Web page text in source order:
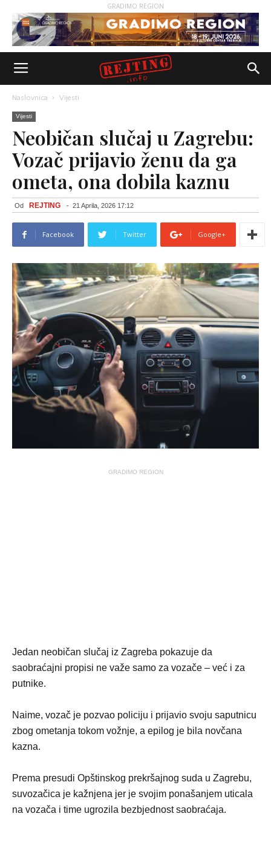
GRADIMO REGION
Naslovnica Vijesti
Vijesti
Neobičan slučaj u Zagrebu:
Vozač prijavio ženu da ga
ometa, ona dobila kaznu
Od REJTING - 21 Aprila, 2026 17:12
Facebook Twitter Google+
GRADIMO REGION
Jedan neobičan slučaj iz Zagreba pokazuje da
saobraćajni propisi ne važe samo za vozače – već i za
putnike.
Naime, vozač je pozvao policiju i prijavio svoju saputnicu
zbog ometanja tokom vožnje, a epilog je bila novčana
kazna.
Prema presudi Opštinskog prekršajnog suda u Zagrebu,
suvozačica je kažnjena jer je svojim ponašanjem uticala
na vozača i time ugrozila bezbjednost saobraćaja.